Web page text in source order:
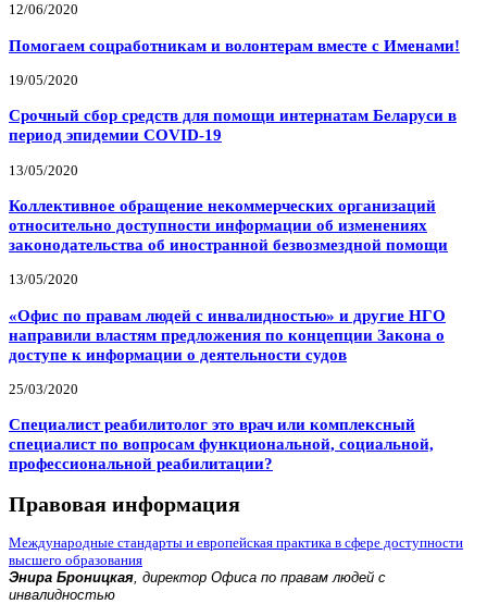
12/06/2020
Помогаем соцработникам и волонтерам вместе с Именами!
19/05/2020
Срочный сбор средств для помощи интернатам Беларуси в
период эпидемии COVID-19
13/05/2020
Коллективное обращение некоммерческих организаций
относительно доступности информации об изменениях
законодательства об иностранной безвозмездной помощи
13/05/2020
«Офис по правам людей с инвалидностью» и другие НГО
направили властям предложения по концепции Закона о
доступе к информации о деятельности судов
25/03/2020
Специалист реабилитолог это врач или комплексный
специалист по вопросам функциональной, социальной,
профессиональной реабилитации?
Правовая информация
Международные стандарты и европейская практика в сфере доступности
высшего образования
Энира Броницкая, директор Офиса по правам людей с
инвалидностью